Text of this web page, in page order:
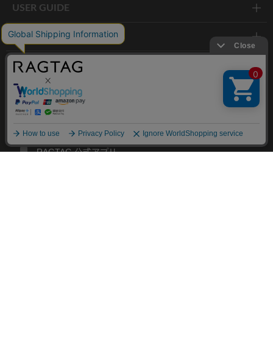
USER GUIDE
GROUP SITE
ABOUT US
お問い合わせ
RAGTAG お買い取りサイト
RAGTAG 公式アプリ